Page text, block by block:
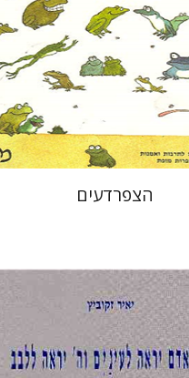
הנחת אתר ספר מודפס
הצפרדעים
זקוביץ